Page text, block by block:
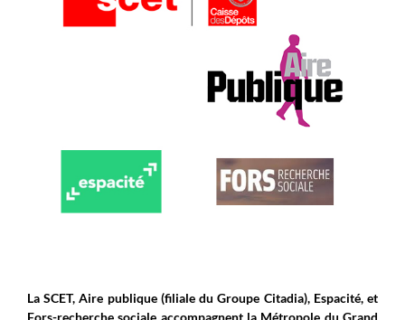
La SCET, Aire publique (filiale du Groupe Citadia), Espacité, et